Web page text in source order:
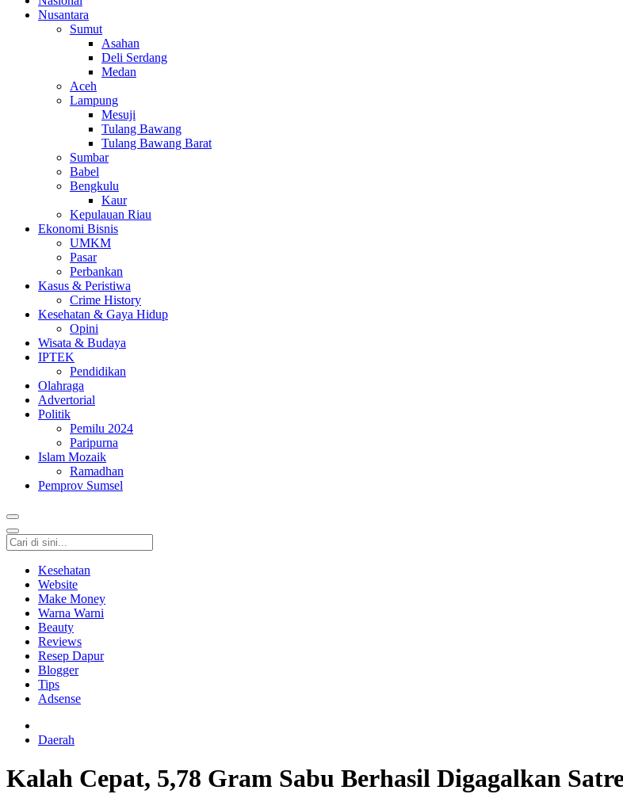
Nusantara
Sumut
Asahan
Deli Serdang
Medan
Aceh
Lampung
Mesuji
Tulang Bawang
Tulang Bawang Barat
Sumbar
Babel
Bengkulu
Kaur
Kepulauan Riau
Ekonomi Bisnis
UMKM
Pasar
Perbankan
Kasus & Peristiwa
Crime History
Kesehatan & Gaya Hidup
Opini
Wisata & Budaya
IPTEK
Pendidikan
Olahraga
Advertorial
Politik
Pemilu 2024
Paripurna
Islam Mozaik
Ramadhan
Pemprov Sumsel
Kesehatan
Website
Make Money
Warna Warni
Beauty
Reviews
Resep Dapur
Blogger
Tips
Adsense
Daerah
Kalah Cepat, 5,78 Gram Sabu Berhasil Digagalkan